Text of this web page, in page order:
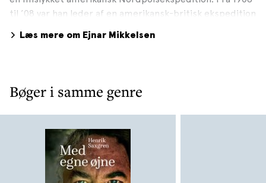
til ’08 var han leder af en amerikansk-britisk ekspedition
Læs mere om Ejnar Mikkelsen
Bøger i samme genre